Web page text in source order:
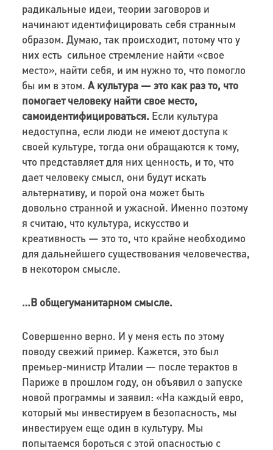
радикальные идеи, теории заговоров и
начинают идентифицировать себя странным
образом. Думаю, так происходит, потому что у
них есть сильное стремление найти «свое
место», найти себя, и им нужно то, что помогло
бы им в этом. А культура — это как раз то, что
помогает человеку найти свое место,
самоидентифицироваться. Если культура
недоступна, если люди не имеют доступа к
своей культуре, тогда они обращаются к тому,
что представляет для них ценность, и то, что
дает человеку смысл, они будут искать
альтернативу, и порой она может быть
довольно странной и ужасной. Именно поэтому
я считаю, что культура, искусство и
креативность — это то, что крайне необходимо
для дальнейшего существования человечества,
в некотором смысле.
…В общегуманитарном смысле.
Совершенно верно. И у меня есть по этому
поводу свежий пример. Кажется, это был
премьер-министр Италии — после терактов в
Париже в прошлом году, он объявил о запуске
новой программы и заявил: «На каждый евро,
который мы инвестируем в безопасность, мы
инвестируем еще один в культуру. Мы
попытаемся бороться с этой опасностью с